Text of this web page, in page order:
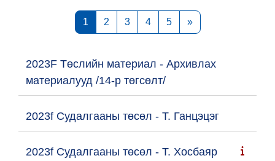
1 Page 1
2Page 2
3Page 3
4Page 4
5Page 5
»Next page
2023F Төслийн материал - Архивлах
материалууд /14-р төгсөлт/
2023f Судалгааны төсөл - Т. Ганцэцэг
2023f Судалгааны төсөл - Т. Хосбаяр